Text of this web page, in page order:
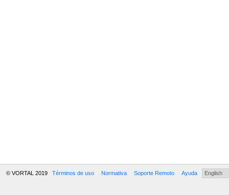
© VORTAL 2019 Términos de uso Normativa Soporte Remoto Ayuda